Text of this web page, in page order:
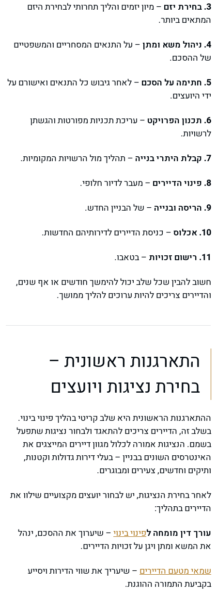
בחירת יזם – מיון יזמים והליך תחרותי לבחירת היזם
המתאים ביותר.
ניהול משא ומתן – על התנאים המסחריים והמשפטיים
של ההסכם.
חתימה על הסכם – לאחר גיבוש כל התנאים ואישורם על
ידי היועצים.
תכנון הפרויקט – עריכת תכניות מפורטות והגשתן
לרשויות.
קבלת היתרי בנייה – תהליך מול הרשויות המקומיות.
פינוי הדיירים – מעבר לדיור חלופי.
הריסה ובנייה – של הבניין החדש.
אכלוס– כניסת הדיירים לדירותיהם החדשות.
רישום זכויות – בטאבו.
חשוב להבין שכל שלב יכול להימשך חודשים או אף שנים,
והדיירים צריכים להיות ערוכים להליך ממושך.
התארגנות ראשונית –
בחירת נציגות ויועצים
ההתארגנות הראשונית היא שלב קריטי בהליך פינוי בינוי.
בשלב זה, הדיירים צריכים להתאגד ולבחור נציגות שתפעל
בשמם. הנציגות אמורה לכלול מגוון דיירים המייצגים את
האינטרסים השונים בבניין – בעלי דירות גדולות וקטנות,
ותיקים וחדשים, צעירים ומבוגרים.
לאחר בחירת הנציגות, יש לבחור יועצים מקצועיים שילוו את
הדיירים בתהליך:
עורך דין מומחה לפינוי בינוי– שיערוך את ההסכם, ינהל
את המשא ומתן ויגן על זכויות הדיירים.
שמאי מטעם הדיירים– שיעריך את שווי הדירות ויסייע
בקביעת התמורה ההוגנת.